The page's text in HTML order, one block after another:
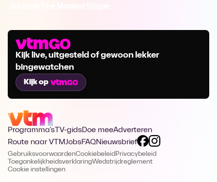
Kijk live, uitgesteld of gewoon lekker
bingewatchen
Kijk op
Programma's TV-gidsDoe meeAdverteren
Route naar VTMJobsFAQNieuwsbrief
GebruiksvoorwaardenCookiebeleid Privacybeleid
ToegankelijkheidsverklaringWedstrijdreglement
Cookie instellingen